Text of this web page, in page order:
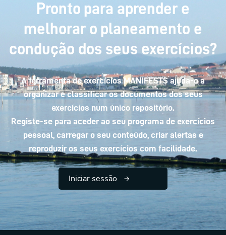
Pronto para aprender e
melhorar o planeamento e
condução dos seus exercícios?
A ferramenta de exercícios MANIFESTS ajuda-o a
organizar e classificar os documentos dos seus
exercícios num único repositório.
Registe-se para aceder ao seu programa de exercícios
pessoal, carregar o seu conteúdo, criar alertas e
reproduzir os seus exercícios com facilidade.
Iniciar sessão